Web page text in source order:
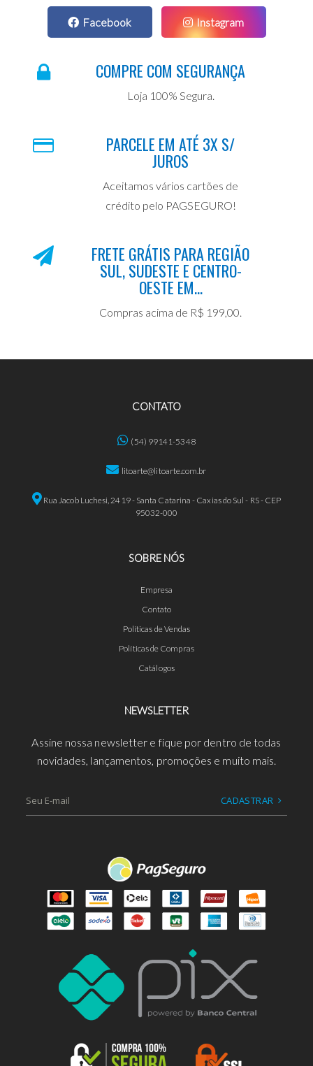
Facebook Instagram
COMPRE COM SEGURANÇA
Loja 100% Segura.
PARCELE EM ATÉ 3X S/
JUROS
Aceitamos vários cartões de
crédito pelo PAGSEGURO!
FRETE GRÁTIS PARA REGIÃO
SUL, SUDESTE E CENTRO-
OESTE EM...
Compras acima de R$ 199,00.
CONTATO
(54) 99141-5348
litoarte@litoarte.com.br
Rua Jacob Luchesi, 2419 - Santa Catarina - Caxias do Sul - RS - CEP
95032-000
SOBRE NÓS
Empresa
Contato
Políticas de Vendas
Políticas de Compras
Catálogos
NEWSLETTER
Assine nossa newsletter e fique por dentro de todas
novidades, lançamentos, promoções e muito mais.
CADASTRAR